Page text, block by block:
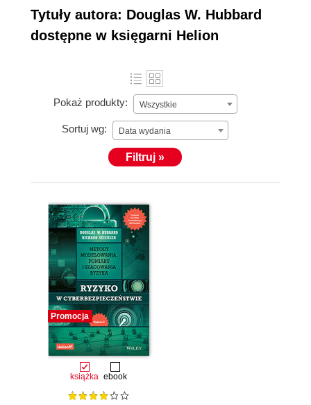
Tytuły autora: Douglas W. Hubbard
dostępne w księgarni Helion
Pokaż produkty: Wszystkie
Sortuj wg: Data wydania
Filtruj »
Promocja
książka ebook